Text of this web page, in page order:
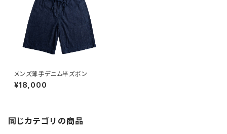
メンズ薄手デニム半ズボン
¥18,000
同じカテゴリの商品